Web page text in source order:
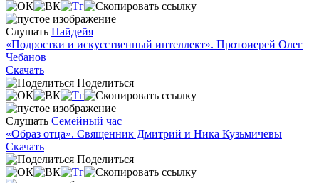
Слушать Пайдейя
«Подростки и искусственный интеллект». Протоиерей Олег
Чебанов
Скачать
Поделиться
Слушать Семейный час
«Образ отца». Священник Дмитрий и Ника Кузьмичевы
Скачать
Поделиться